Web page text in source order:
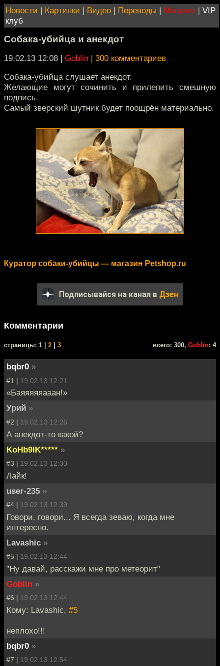
Новости | Картинки | Видео | Переводы | Магазин | VIP
клуб
Собака-убийца и анекдот
19.02.13 12:08 | Goblin | 300 комментариев
Собака-убийца слушает анекдот.
Желающие могут сочинить и прилепить смешную
подпись.
Самый зверский шутник будет поощрён материально.
Куратор собаки-убийцы — магазин Petshop.ru
Подписывайся на канал в Дзен
Комментарии
cтраницы: 1 | 2 3 всего: 300, Goblin: 4
bqbr0 »
#1 | 19.02.13 12:21
«Баяяяяяааан!»
Урий »
#2 | 19.02.13 12:26
А анекдот-то какой?
KoHb9IK***** »
#3 | 19.02.13 12:30
Лайк!
user-235 »
#4 | 19.02.13 12:39
Говори, говори... Я всегда зеваю, когда мне
интересно.
Lavashic »
#5 | 19.02.13 12:44
"Ну давай, расскажи мне про метеорит"
Goblin »
#6 | 19.02.13 12:44
Кому: Lavashic, #5
неплохо!!!
bqbr0 »
#7 | 19.02.13 12:54